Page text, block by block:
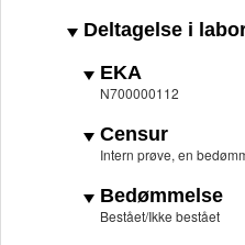
Deltagelse i
EKA
N700000112
Censur
Intern prøve, en
Bedømmelse
Bestået/Ikke bestået